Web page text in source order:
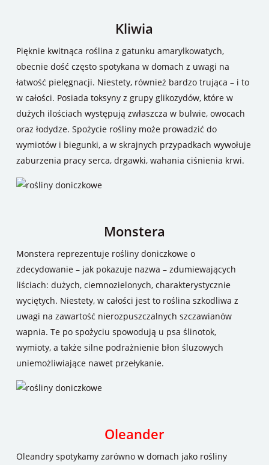
Kliwia
Pięknie kwitnąca roślina z gatunku amarylkowatych,
obecnie dość często spotykana w domach z uwagi na
łatwość pielęgnacji. Niestety, również bardzo trująca – i to
w całości. Posiada toksyny z grupy glikozydów, które w
dużych ilościach występują zwłaszcza w bulwie, owocach
oraz łodydze. Spożycie rośliny może prowadzić do
wymiotów i biegunki, a w skrajnych przypadkach wywołuje
zaburzenia pracy serca, drgawki, wahania ciśnienia krwi.
Monstera
Monstera reprezentuje rośliny doniczkowe o
zdecydowanie – jak pokazuje nazwa – zdumiewających
liściach: dużych, ciemnozielonych, charakterystycznie
wyciętych. Niestety, w całości jest to roślina szkodliwa z
uwagi na zawartość nierozpuszczalnych szczawianów
wapnia. Te po spożyciu spowodują u psa ślinotok,
wymioty, a także silne podrażnienie błon śluzowych
uniemożliwiające nawet przełykanie.
Oleander
Oleandry spotykamy zarówno w domach jako rośliny